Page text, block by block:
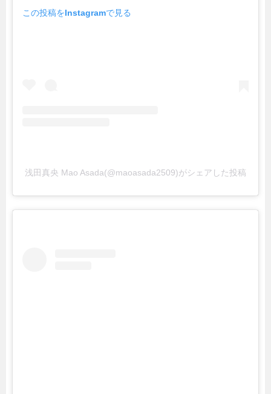
この投稿をInstagramで見る
浅田真央 Mao Asada(@maoasada2509)がシェアした投稿